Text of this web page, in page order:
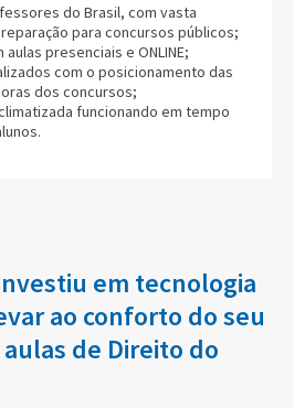
do Brasil, com vasta
para concursos públicos;
presenciais e ONLINE;
com o posicionamento das
dos concursos;
funcionando em tempo
em tecnologia
ao conforto do seu
de Direito do